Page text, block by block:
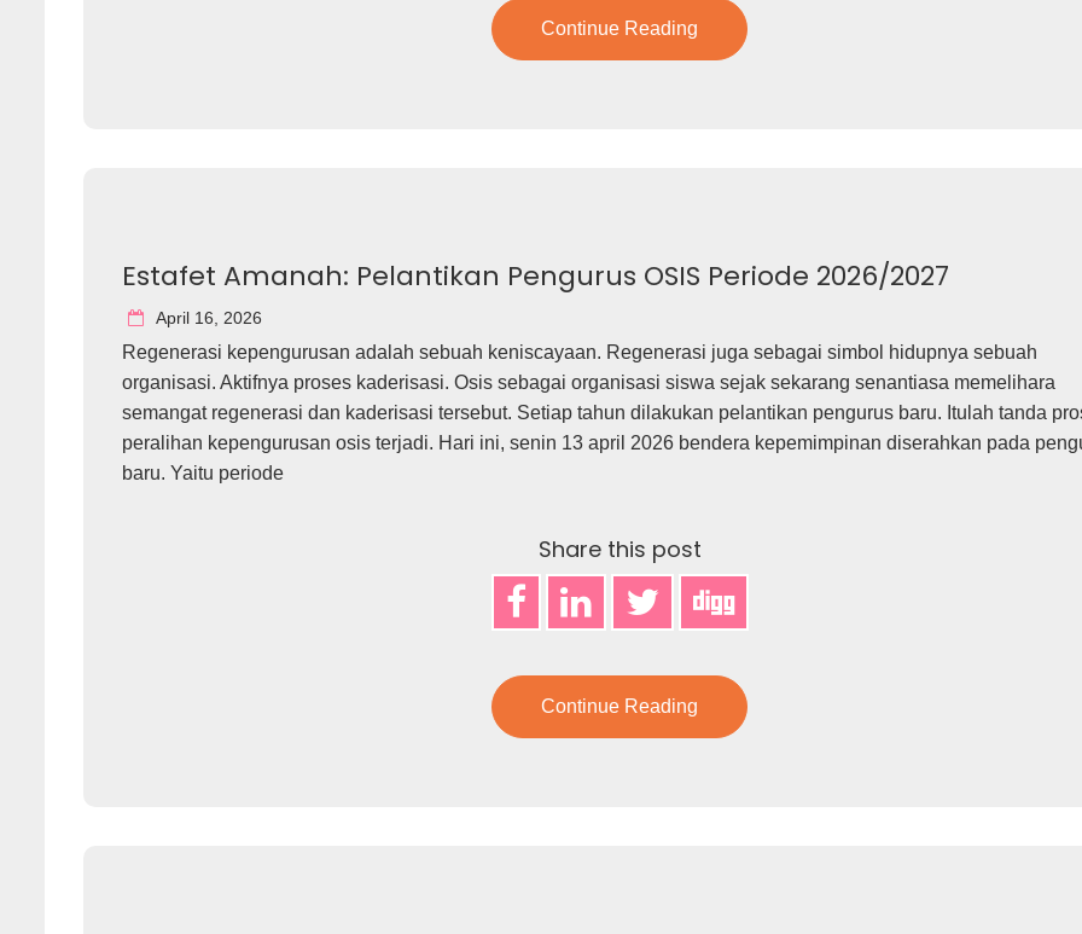
Continue Reading
Estafet Amanah: Pelantikan Pengurus OSIS Periode 2026/2027
April 16, 2026
Regenerasi kepengurusan adalah sebuah keniscayaan. Regenerasi juga sebagai simbol hidupnya sebuah
organisasi. Aktifnya proses kaderisasi. Osis sebagai organisasi siswa sejak sekarang senantiasa memelihara
semangat regenerasi dan kaderisasi tersebut. Setiap tahun dilakukan pelantikan pengurus baru. Itulah tanda
peralihan kepengurusan osis terjadi. Hari ini, senin 13 april 2026 bendera kepemimpinan diserahkan pada
baru. Yaitu periode
Share this post
Continue Reading